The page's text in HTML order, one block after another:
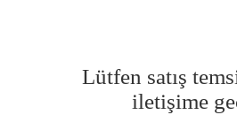
Lütfen satış
iletişime